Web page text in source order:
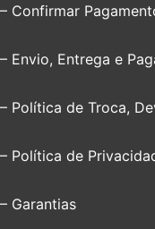
– Confirmar
– Envio, Entrega e
– Política de Troca,
– Política de
– Garantias